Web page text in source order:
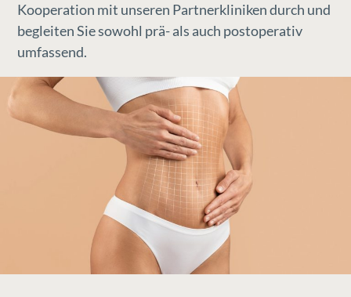
Kooperation mit unseren Partnerkliniken durch und
begleiten Sie sowohl prä- als auch postoperativ
umfassend.